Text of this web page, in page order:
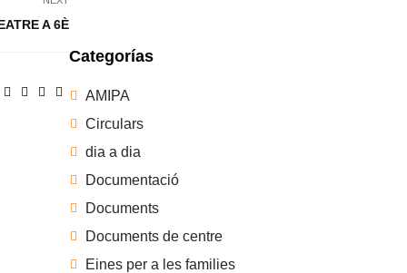
A 6È
Categorías
AMIPA
Circulars
dia a dia
Documentació
Documents
Documents de centre
Eines per a les families